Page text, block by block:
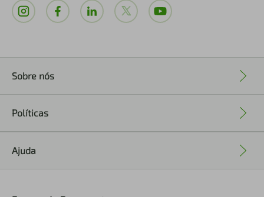
Sobre nós
Políticas
Ajuda